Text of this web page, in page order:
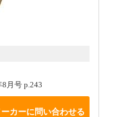
月号 p.243
ーカーに問い合わせる